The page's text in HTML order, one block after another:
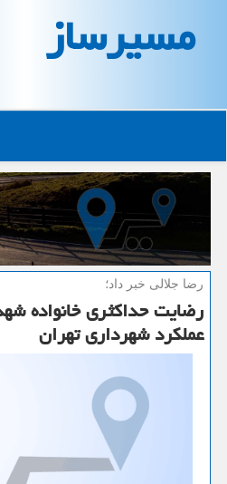
مسیرساز
رضا جلالی خبر داد؛
رضایت حداكثری خانواده
عملكرد شهرداری تهران